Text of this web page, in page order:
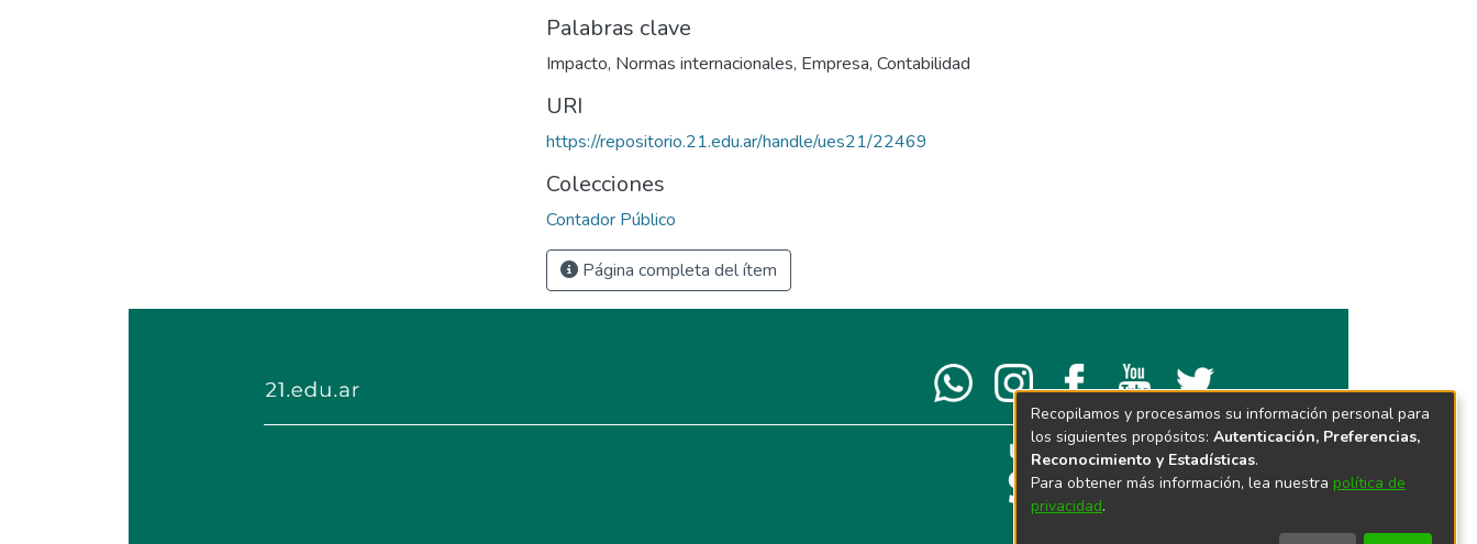
Palabras clave
Impacto, Normas internacionales, Empresa, Contabilidad
URI
https://repositorio.21.edu.ar/handle/ues21/22469
Colecciones
Contador Público
Página completa del ítem
Recopilamos y procesamos su información personal para
los siguientes propósitos: Autenticación, Preferencias,
Reconocimiento y Estadísticas.
Para obtener más información, lea nuestra política de
privacidad.